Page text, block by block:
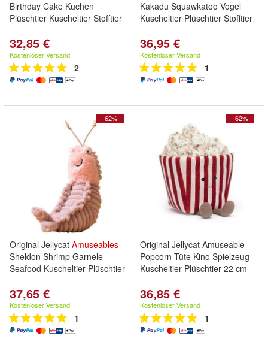
Birthday Cake Kuchen
Plüschtier Kuscheltier Stofftier
32,85 €
Kostenloser Versand
2
Kakadu Squawkatoo Vogel
Kuscheltier Plüschtier Stofftier
36,95 €
Kostenloser Versand
1
- 62%
Original Jellycat Amuseables
Sheldon Shrimp Garnele
Seafood Kuscheltier Plüschtier
37,65 €
Kostenloser Versand
1
- 62%
Original Jellycat Amuseable
Popcorn Tüte Kino Spielzeug
Kuscheltier Plüschtier 22 cm
36,85 €
Kostenloser Versand
1